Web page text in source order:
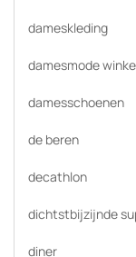
dameskleding
damesmode
damesschoenen
de beren
decathlon
dichtstbijzijnde
diner